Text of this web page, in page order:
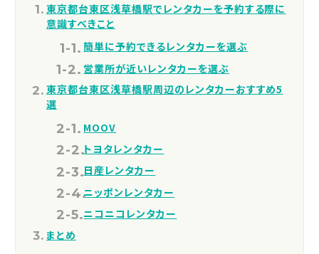
東京都台東区浅草橋駅でレンタカーを予約する際に
意識すべきこと
簡単に予約できるレンタカーを選ぶ
営業所が近いレンタカーを選ぶ
東京都台東区浅草橋駅周辺のレンタカーおすすめ5
選
MOOV
トヨタレンタカー
日産レンタカー
ニッポンレンタカー
ニコニコレンタカー
まとめ